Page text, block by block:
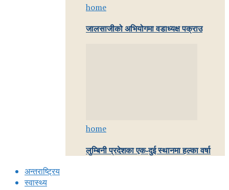
home
जालसाजीको अभियोगमा वडाध्यक्ष पक्राउ
home
लुम्बिनी प्रदेशका एक-दुई स्थानमा हल्का वर्षा
अन्तराष्ट्रिय
स्वास्थ्य